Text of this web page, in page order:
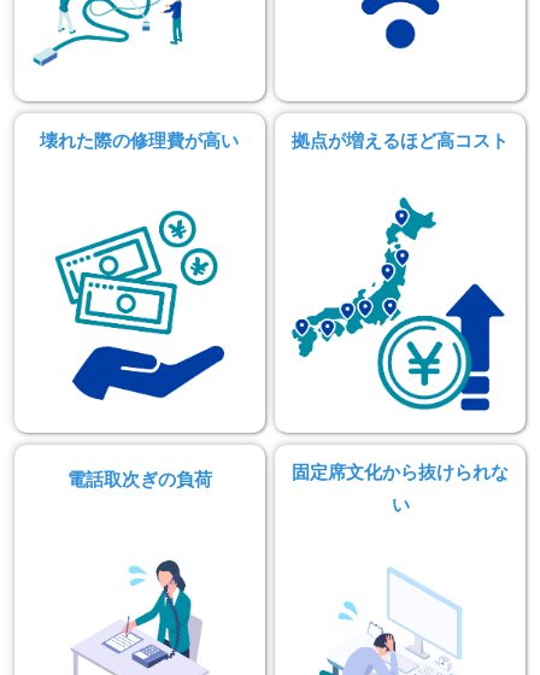
壊れた際の修理費が高い 拠点が増えるほど高コスト
電話取次ぎの負荷
固定席文化から抜けられな
い